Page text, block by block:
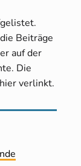
Beiträge
auf der
Die
verlinkt.